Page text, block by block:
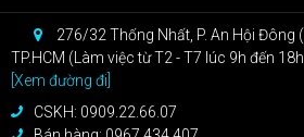
276/32 Thống Nhất, P. An Hội Đông
TP.HCM (Làm việc từ T2 - T7 lúc 9h đến
[Xem đường đi]
CSKH: 0909.22.66.07